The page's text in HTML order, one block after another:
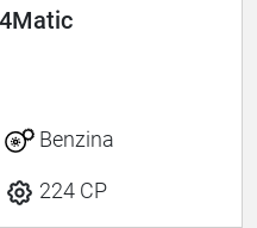
Benzina
224 CP